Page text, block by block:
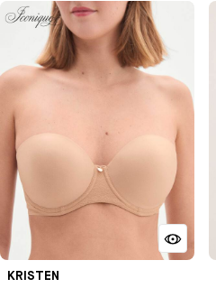
KRISTEN